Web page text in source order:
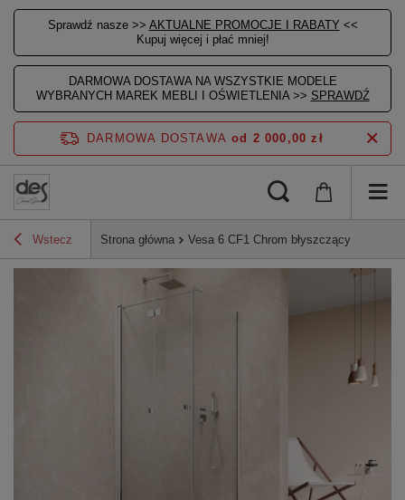
Sprawdź nasze >> AKTUALNE PROMOCJE I RABATY <<
Kupuj więcej i płać mniej!
DARMOWA DOSTAWA NA WSZYSTKIE MODELE
WYBRANYCH MAREK MEBLI I OŚWIETLENIA >> SPRAWDŹ
DARMOWA DOSTAWA od 2 000,00 zł
Wstecz Strona główna Vesa 6 CF1 Chrom błyszczący